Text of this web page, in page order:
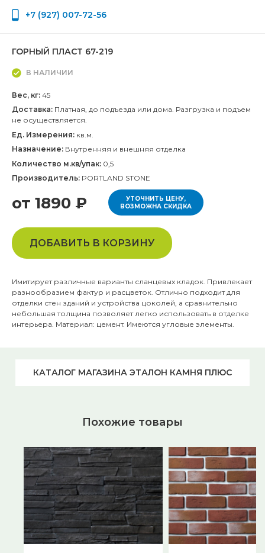
+7 (927) 007-72-56
ГОРНЫЙ ПЛАСТ 67-219
В НАЛИЧИИ
Вес, кг: 45
Доставка: Платная, до подъезда или дома. Разгрузка и подъем
не осуществляется.
Ед. Измерения: кв.м.
Назначение: Внутренняя и внешняя отделка
Количество м.кв/упак: 0,5
Производитель: PORTLAND STONE
от 1890 ₽
УТОЧНИТЬ ЦЕНУ,
ВОЗМОЖНА СКИДКА
ДОБАВИТЬ В КОРЗИНУ
Имитирует различные варианты сланцевых кладок. Привлекает
разнообразием фактур и расцветок. Отлично подходит для
отделки стен зданий и устройства цоколей, а сравнительно
небольшая толщина позволяет легко использовать в отделке
интерьера. Материал: цемент. Имеются угловые элементы.
КАТАЛОГ МАГАЗИНА ЭТАЛОН КАМНЯ ПЛЮС
Похожие товары